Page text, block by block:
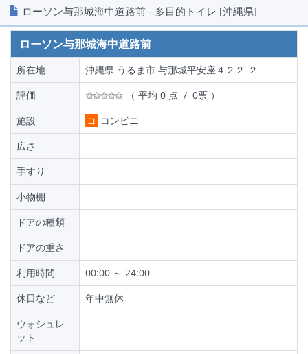
ローソン与那城海中道路前 - 多目的トイレ [沖縄県]
ローソン与那城海中道路前
所在地
沖縄県 うるま市 与那城平安座４２２‐２
評価
（ 平均 0 点 / 0票 ）
施設
コ コンビニ
広さ
手すり
小物棚
ドアの種類
ドアの重さ
利用時間
00:00 ～ 24:00
休日など
年中無休
ウォシュレ
ット